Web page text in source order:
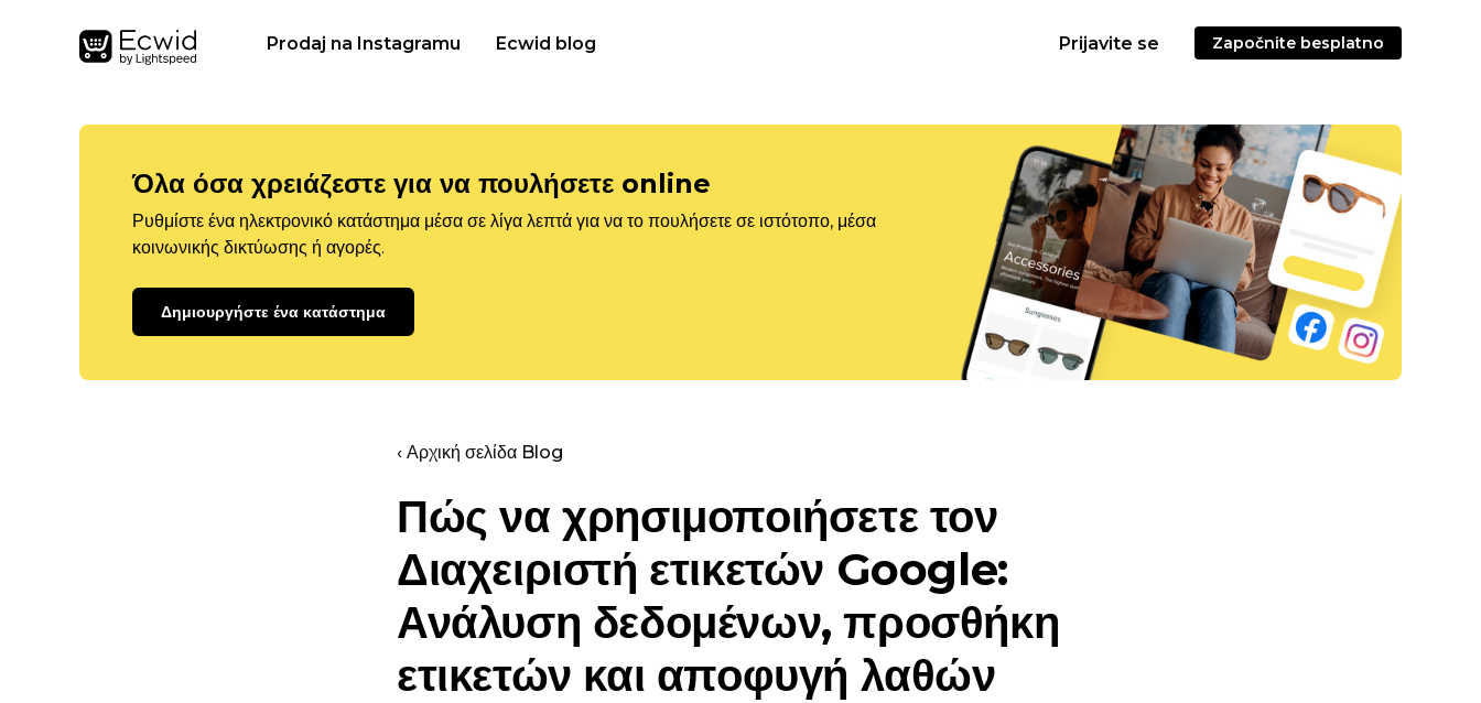
Prodaj na Instagramu Ecwid blog Prijavite se Započnite besplatno
Όλα όσα χρειάζεστε για να πουλήσετε online
Ρυθμίστε ένα ηλεκτρονικό κατάστημα μέσα σε λίγα λεπτά για να το πουλήσετε σε ιστότοπο, μέσα
κοινωνικής δικτύωσης ή αγορές.
Δημιουργήστε ένα κατάστημα
‹ Αρχική σελίδα Blog
Πώς να χρησιμοποιήσετε τον
Διαχειριστή ετικετών Google:
Ανάλυση δεδομένων, προσθήκη
ετικετών και αποφυγή λαθών